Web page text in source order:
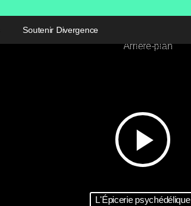
Soutenir Divergence
play_arrow
L'Épicerie psychédélique